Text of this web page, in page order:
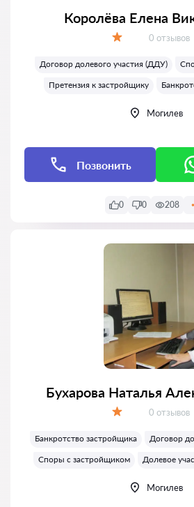
Королёва Елена
Отзывов:
0 отзывов
Договор долевого участия (ДДУ)
Претензия к застройщику
Могилев
Позвонить
0 0 208
Бухарова Наталья
Отзывов:
0 отзывов
Банкротство застройщика
Договор
Споры с застройщиком
Долевое
Могилев